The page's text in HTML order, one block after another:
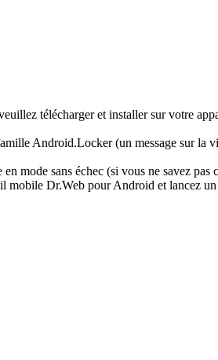
télécharger et installer sur votre
Android.Locker (un message sur
mode sans échec (si vous ne savez
mobile Dr.Web pour Android et lancez